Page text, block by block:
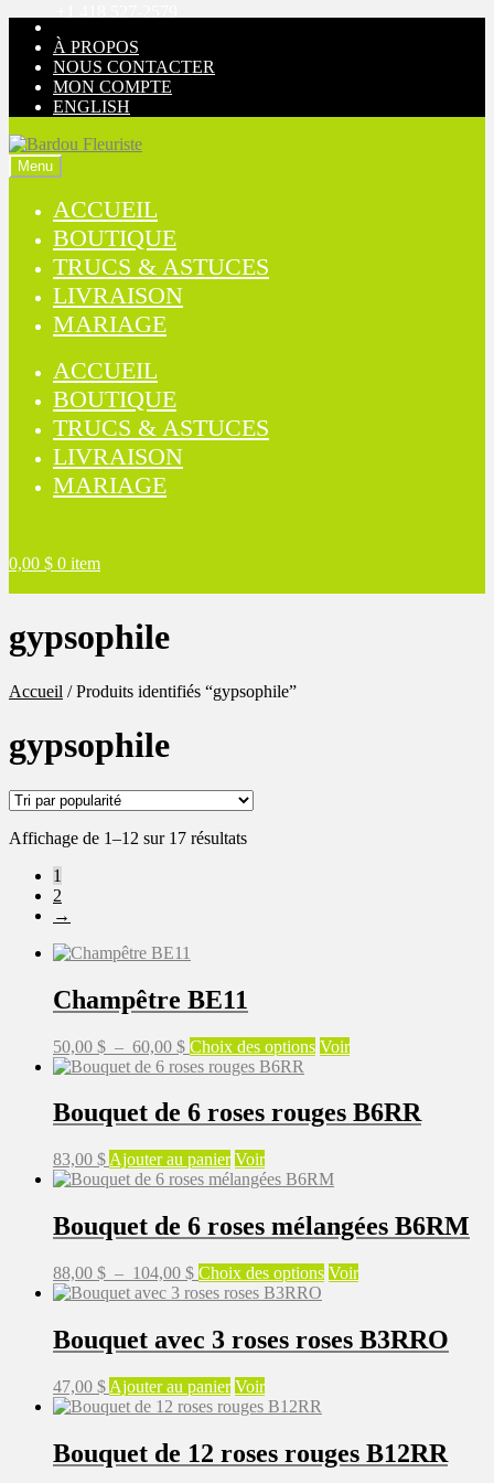
Aller
navigation
Aller
contenu
À PROPOS
NOUS CONTACTER
MON COMPTE
ENGLISH
Menu
ACCUEIL
BOUTIQUE
TRUCS & ASTUCES
LIVRAISON
MARIAGE
ACCUEIL
BOUTIQUE
TRUCS & ASTUCES
LIVRAISON
MARIAGE
0,00 $ 0 item
gypsophile
Accueil /Produits identifiés “gypsophile”
gypsophile
Affichage de 1–12 sur 17 résultatsTrié
1
2
→
Champêtre BE11
50,00 $ – 60,00 $Plage
de
50,00 $
à
Choix des options Ce
plusieurs
variations.
peuvent
choisies
sur
la
page
du
Voir
Bouquet de 6 roses rouges B6RR
83,00 $ Ajouter au panier Voir
Bouquet de 6 roses mélangées B6RM
88,00 $ – 104,00 $Plage
de
88,00 $
à
Choix des options Ce
plusieurs
variations.
choisies
sur
Voir
Bouquet avec 3 roses roses B3RRO
47,00 $ Ajouter au panier Voir
Bouquet de 12 roses rouges B12RR